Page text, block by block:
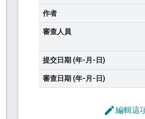
作者
審查人員
提交日期 (年-月-日)
審查日期 (年-月-日)
edit編輯這